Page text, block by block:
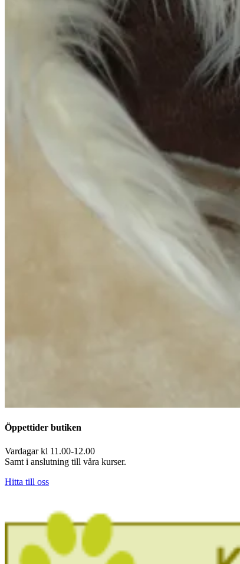
Öppettider butiken
Vardagar kl 11.00-12.00
Samt i anslutning till våra kurser.
Hitta till oss